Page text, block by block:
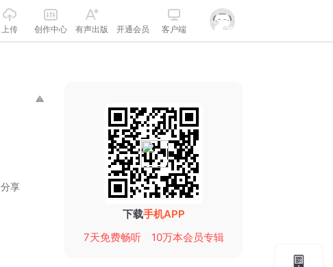
上传 创作中心 有声出版 开通会员 客户端
分享
下载手机APP
7天免费畅听
10万本会员专辑